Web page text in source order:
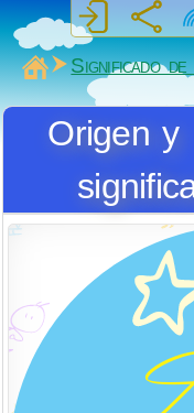
MiSabueso
Significado de
Origen y